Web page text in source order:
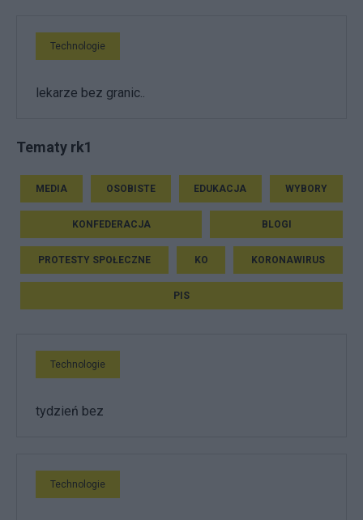
Technologie
lekarze bez granic..
Tematy rk1
MEDIA OSOBISTE EDUKACJA WYBORY
KONFEDERACJA BLOGI
PROTESTY SPOŁECZNE KO KORONAWIRUS
PIS
Technologie
tydzień bez
Technologie